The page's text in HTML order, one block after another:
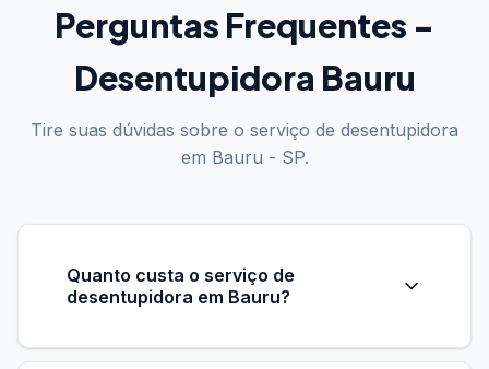
Perguntas Frequentes -
Desentupidora Bauru
Tire suas dúvidas sobre o serviço de desentupidora
em Bauru - SP.
Quanto custa o serviço de
desentupidora em Bauru?
Oferecemos orçamento gratuito e sem